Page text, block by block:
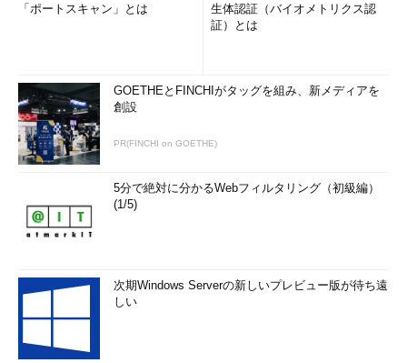
「ポートスキャン」とは
生体認証（バイオメトリクス認
証）とは
GOETHEとFINCHIがタッグを組み、新メディアを
創設
PR(FINCHI on GOETHE)
5分で絶対に分かるWebフィルタリング（初級編）
(1/5)
次期Windows Serverの新しいプレビュー版が待ち遠
しい